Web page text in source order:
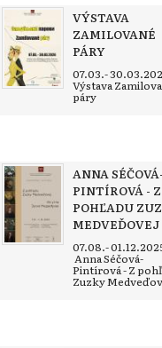
VÝSTAVA
ZAMILOVANÉ
PÁRY
07.03.-
Výstava
páry
ANNA SÉČOVÁ-
PINTÍROVÁ - Z
POHĽADU
MEDVEĎOVEJ
07.08.-
Anna Séčová-
Pintírová - Z
Zuzky